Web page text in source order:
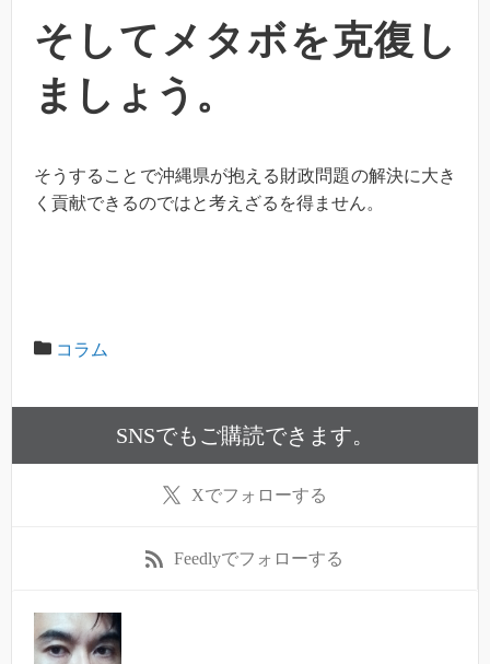
そしてメタボを克復し
ましょう。
そうすることで沖縄県が抱える財政問題の解決に大き
く貢献できるのではと考えざるを得ません。
コラム
SNSでもご購読できます。
Xでフォローする
Feedlyでフォローする